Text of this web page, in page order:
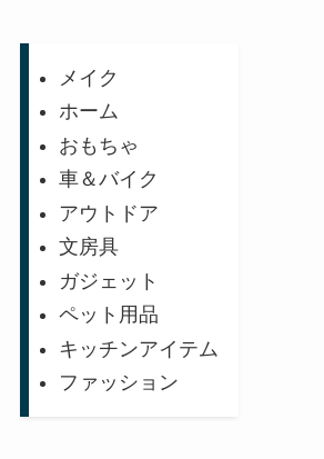
メイク
ホーム
おもちゃ
車＆バイク
アウトドア
文房具
ガジェット
ペット用品
キッチンアイテム
ファッション